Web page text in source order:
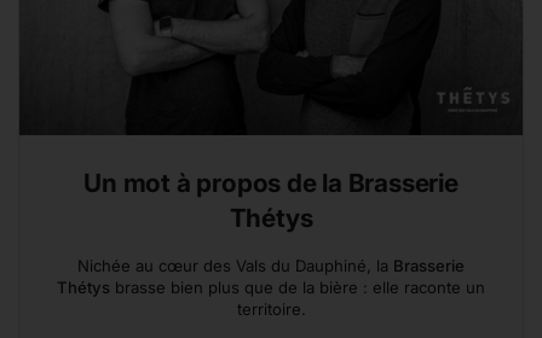
Un mot à propos de la Brasserie
Thétys
Nichée au cœur des Vals du Dauphiné, la Brasserie
Thétys brasse bien plus que de la bière : elle raconte un
territoire.